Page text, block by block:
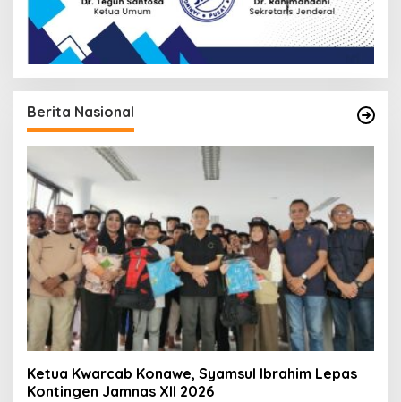
Berita Nasional
Ketua Kwarcab Konawe, Syamsul Ibrahim Lepas
Kontingen Jamnas XII 2026